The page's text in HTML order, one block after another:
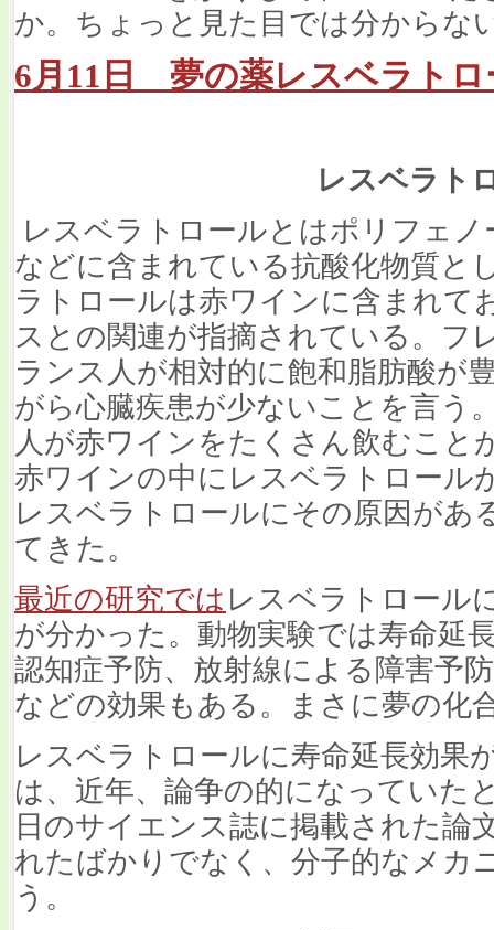
か。ちょっと見た目では分からな
6月11日 夢の薬レスベラトロ
レスベラト
レスベラトロールとはポリフェ
などに含まれている抗酸化物質と
ラトロールは赤ワインに含まれて
スとの関連が指摘されている。フ
ランス人が相対的に飽和脂肪酸が
がら心臓疾患が少ないことを言う
人が赤ワインをたくさん飲むこと
赤ワインの中にレスベラトロール
レスベラトロールにその原因があ
てきた。
最近の研究では レスベラトロール
が分かった。動物実験では寿命延
認知症予防、放射線による障害予
などの効果もある。まさに夢の化
レスベラトロールに寿命延長効果
は、近年、論争の的になっていた
日のサイエンス誌に掲載された論
れたばかりでなく、分子的なメカ
う。